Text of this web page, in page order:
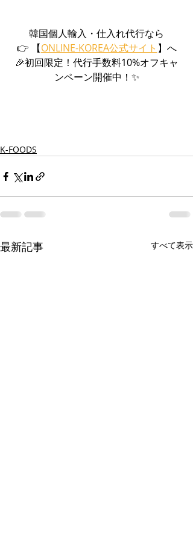
韓国個人輸入・仕入れ代行なら
👉 【ONLINE-KOREA公式サイト 】へ
🎉初回限定！代行手数料10%オフキャ
ンペーン開催中！✨
K-FOODS
最新記事 すべて表示